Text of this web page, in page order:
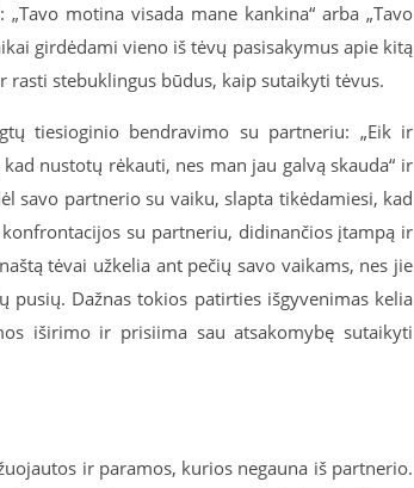
motina visada mane kankina“ arba „Tavo
girdėdami vieno iš tėvų pasisakymus apie kitą
stebuklingus būdus, kaip sutaikyti tėvus.
tiesioginio bendravimo su partneriu: „Eik ir
nustotų rėkauti, nes man jau galvą skauda“ ir
savo partnerio su vaiku, slapta tikėdamiesi, kad
su partneriu, didinančios įtampą ir
tėvai užkelia ant pečių savo vaikams, nes jie
Dažnas tokios patirties išgyvenimas kelia
iširimo ir prisiima sau atsakomybę sutaikyti
ir paramos, kurios negauna iš partnerio.